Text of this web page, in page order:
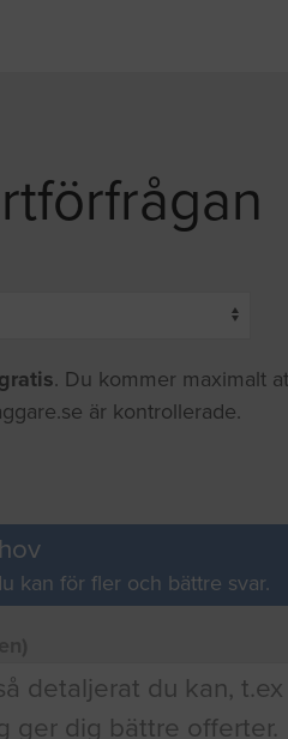
gratis. Du kommer maximalt
är kontrollerade.
kan för fler och bättre svar.